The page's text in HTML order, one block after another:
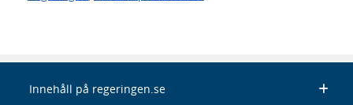
Innehåll på regeringen.se